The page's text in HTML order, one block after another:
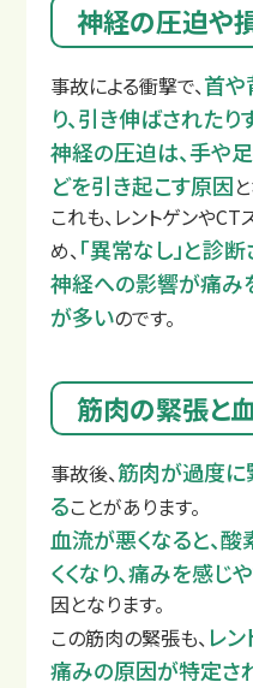
交通事故コラム
神経の圧迫や
事故による衝撃で、首
り、引き伸ばされたり
神経の圧迫は、手や
どを引き起こす原因
これも、レントゲンや
め、「異常なし」と診
神経への影響が痛み
が多いのです。
筋肉の緊張と
事故後、筋肉が過度に
ることがあります。
血流が悪くなると、
くくなり、痛みを感じ
因となります。
この筋肉の緊張も、 レ
痛みの原因が特定さ